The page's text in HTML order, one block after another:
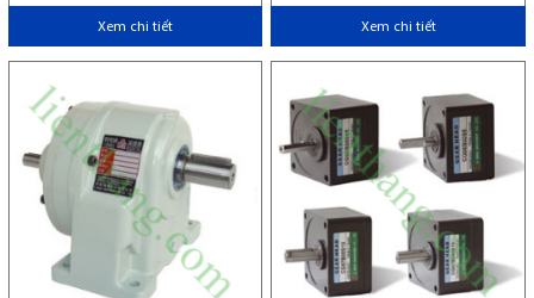
Xem chi tiết Xem chi tiết